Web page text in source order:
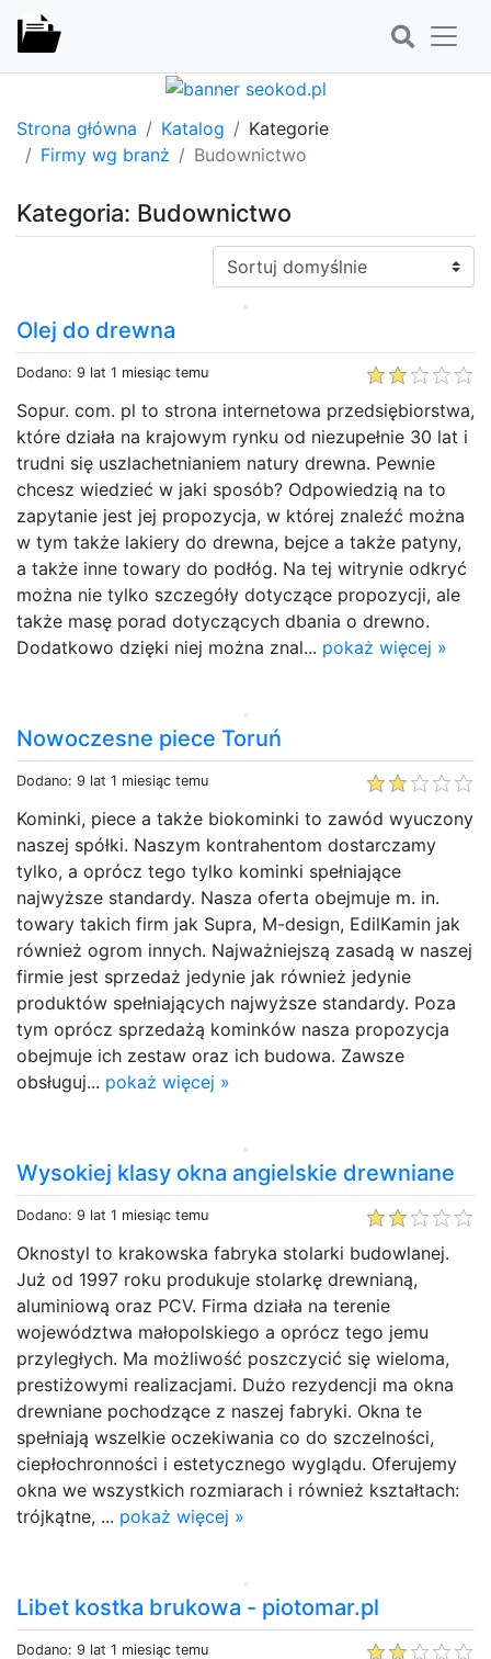
Strona główna Katalog
Kategorie
Firmy wg branż
Budownictwo
Kategoria: Budownictwo
Sortuj:
Olej do drewna
Dodano: 9 lat 1 miesiąc temu
Sopur. com. pl to strona internetowa przedsiębiorstwa,
które działa na krajowym rynku od niezupełnie 30 lat i
trudni się uszlachetnianiem natury drewna. Pewnie
chcesz wiedzieć w jaki sposób? Odpowiedzią na to
zapytanie jest jej propozycja, w której znaleźć można
w tym także lakiery do drewna, bejce a także patyny,
a także inne towary do podłóg. Na tej witrynie odkryć
można nie tylko szczegóły dotyczące propozycji, ale
także masę porad dotyczących dbania o drewno.
Dodatkowo dzięki niej można znal... pokaż więcej »
Nowoczesne piece Toruń
Dodano: 9 lat 1 miesiąc temu
Kominki, piece a także biokominki to zawód wyuczony
naszej spółki. Naszym kontrahentom dostarczamy
tylko, a oprócz tego tylko kominki spełniające
najwyższe standardy. Nasza oferta obejmuje m. in.
towary takich firm jak Supra, M-design, EdilKamin jak
również ogrom innych. Najważniejszą zasadą w naszej
firmie jest sprzedaż jedynie jak również jedynie
produktów spełniających najwyższe standardy. Poza
tym oprócz sprzedażą kominków nasza propozycja
obejmuje ich zestaw oraz ich budowa. Zawsze
obsługuj... pokaż więcej »
Wysokiej klasy okna angielskie drewniane
Dodano: 9 lat 1 miesiąc temu
Oknostyl to krakowska fabryka stolarki budowlanej.
Już od 1997 roku produkuje stolarkę drewnianą,
aluminiową oraz PCV. Firma działa na terenie
województwa małopolskiego a oprócz tego jemu
przyległych. Ma możliwość poszczycić się wieloma,
prestiżowymi realizacjami. Dużo rezydencji ma okna
drewniane pochodzące z naszej fabryki. Okna te
spełniają wszelkie oczekiwania co do szczelności,
ciepłochronności i estetycznego wyglądu. Oferujemy
okna we wszystkich rozmiarach i również kształtach:
trójkątne, ... pokaż więcej »
Libet kostka brukowa - piotomar.pl
Dodano: 9 lat 1 miesiąc temu